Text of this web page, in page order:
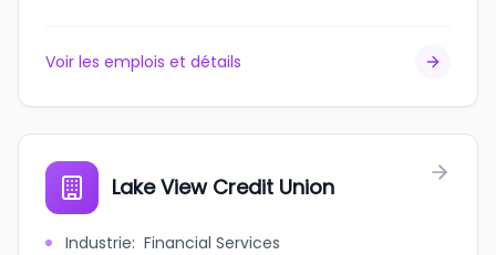
Voir les emplois et détails
Lake View Credit Union
Industrie: Financial Services